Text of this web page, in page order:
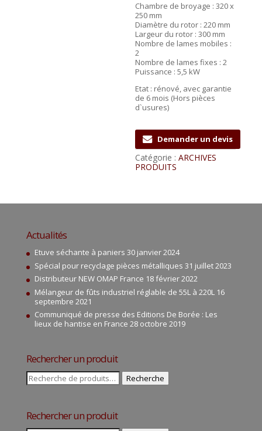
Chambre de broyage : 320 x
250 mm
Diamètre du rotor : 220 mm
Largeur du rotor : 300 mm
Nombre de lames mobiles :
2
Nombre de lames fixes : 2
Puissance : 5,5 kW
Etat : rénové, avec garantie
de 6 mois (Hors pièces
d`usures)
Demander un devis
Catégorie :ARCHIVES
PRODUITS
Actualités
Etuve séchante à paniers 30 janvier 2024
Spécial pour recyclage pièces métalliques 31 juillet 2023
Distributeur NEW OMAP France 18 février 2022
Mélangeur de fûts industriel réglable de 55L à 220L 16
septembre 2021
Communiqué de presse des Editions De Borée : Les
lieux de hantise en France 28 octobre 2019
Rechercher un produit
Recherche
pour :
Recherche
Rechercher un produit